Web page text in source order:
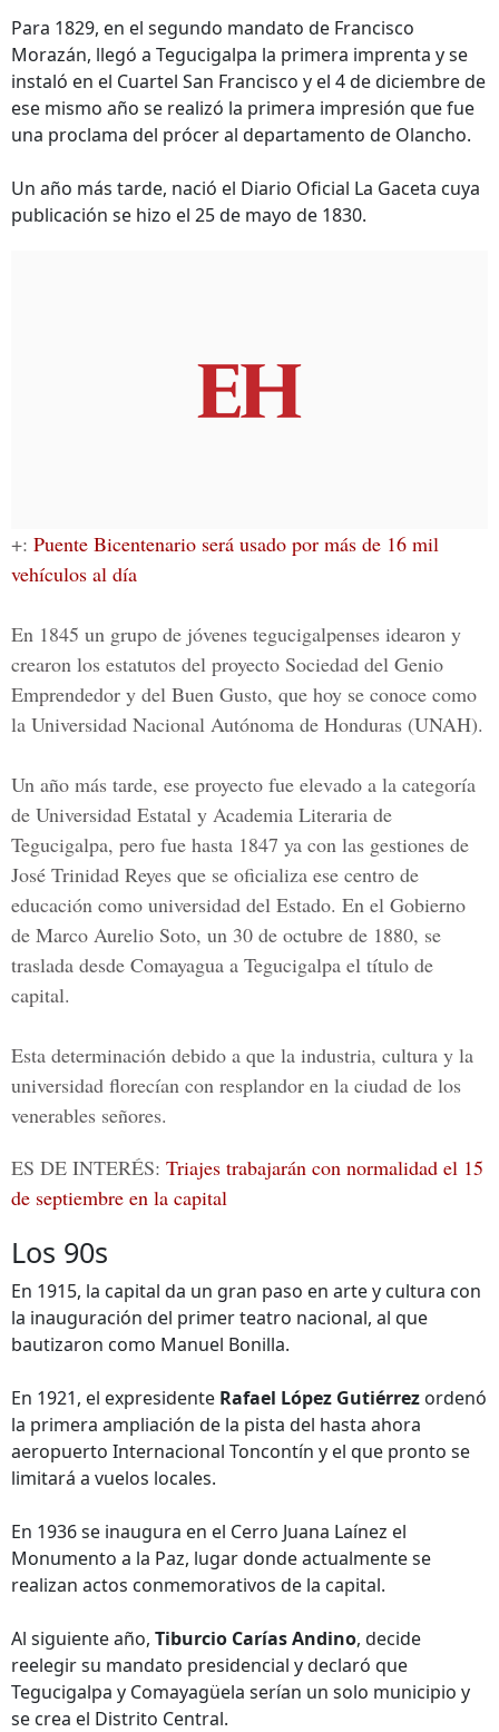
Para 1829, en el segundo mandato de Francisco
Morazán, llegó a Tegucigalpa la primera imprenta y se
instaló en el Cuartel San Francisco y el 4 de diciembre de
ese mismo año se realizó la primera impresión que fue
una proclama del prócer al departamento de Olancho.
Un año más tarde, nació el Diario Oficial La Gaceta cuya
publicación se hizo el 25 de mayo de 1830.
+: Puente Bicentenario será usado por más de 16 mil
vehículos al día
En 1845 un grupo de jóvenes tegucigalpenses idearon y
crearon los estatutos del proyecto Sociedad del Genio
Emprendedor y del Buen Gusto, que hoy se conoce como
la Universidad Nacional Autónoma de Honduras (UNAH).
Un año más tarde, ese proyecto fue elevado a la categoría
de Universidad Estatal y Academia Literaria de
Tegucigalpa, pero fue hasta 1847 ya con las gestiones de
José Trinidad Reyes que se oficializa ese centro de
educación como universidad del Estado. En el Gobierno
de Marco Aurelio Soto, un 30 de octubre de 1880, se
traslada desde Comayagua a Tegucigalpa el título de
capital.
Esta determinación debido a que la industria, cultura y la
universidad florecían con resplandor en la ciudad de los
venerables señores.
ES DE INTERÉS: Triajes trabajarán con normalidad el 15
de septiembre en la capital
Los 90s
En 1915, la capital da un gran paso en arte y cultura con
la inauguración del primer teatro nacional, al que
bautizaron como Manuel Bonilla.
En 1921, el expresidente Rafael López Gutiérrez ordenó
la primera ampliación de la pista del hasta ahora
aeropuerto Internacional Toncontín y el que pronto se
limitará a vuelos locales.
En 1936 se inaugura en el Cerro Juana Laínez el
Monumento a la Paz, lugar donde actualmente se
realizan actos conmemorativos de la capital.
Al siguiente año, Tiburcio Carías Andino, decide
reelegir su mandato presidencial y declaró que
Tegucigalpa y Comayagüela serían un solo municipio y
se crea el Distrito Central.